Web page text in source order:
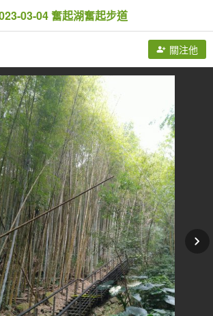
03-04 奮起湖奮起步道
關注他